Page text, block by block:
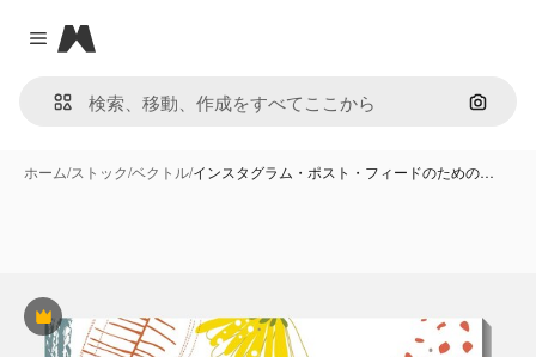
Close menu
Magnific
画像で
ホーム/ストック/ベクトル/インスタグラム・ポスト・フィードのための…
Premium